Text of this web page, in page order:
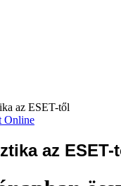
az ESET-től
Online
az ESET-